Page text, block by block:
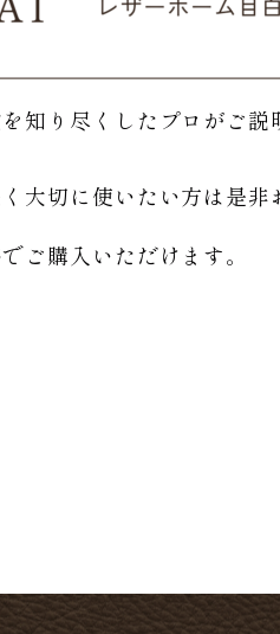
知り尽くしたプロがご
大切に使いたい方は是
ご購入いただけます。